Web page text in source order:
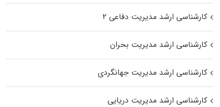
کارشناسی ارشد مدیریت دفاعی ۲
کارشناسی ارشد مدیریت بحران
کارشناسی ارشد مدیریت جهانگردی
کارشناسی ارشد مدیریت دریایی